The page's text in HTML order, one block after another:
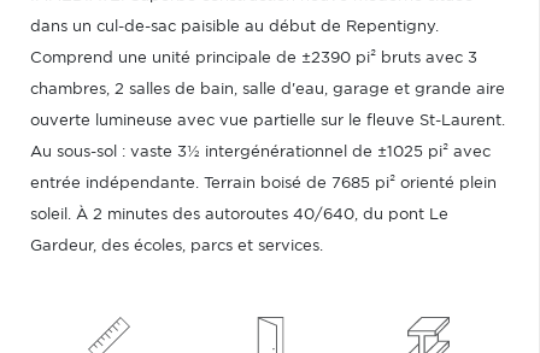
dans un cul-de-sac paisible au début de Repentigny.
Comprend une unité principale de ±2390 pi² bruts avec 3
chambres, 2 salles de bain, salle d'eau, garage et grande aire
ouverte lumineuse avec vue partielle sur le fleuve St-Laurent.
Au sous-sol : vaste 3½ intergénérationnel de ±1025 pi² avec
entrée indépendante. Terrain boisé de 7685 pi² orienté plein
soleil. À 2 minutes des autoroutes 40/640, du pont Le
Gardeur, des écoles, parcs et services.